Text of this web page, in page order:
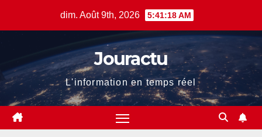
dim. Août 9th, 2026 5:41:19 AM
Jouractu
L'information en temps réel